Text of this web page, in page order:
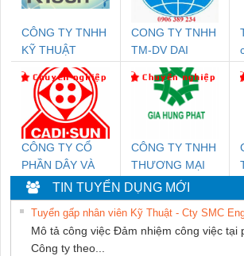
CÔNG TY TNHH
KỸ THUẬT
KTECH VIỆT
NAM
CONG TY TNHH
TM-DV DAI
DONG THANH
CÔNG TY CỔ
PHẦN DÂY VÀ
CÁP ĐIỆN
THƯỢNG ĐÌNH
CÔNG TY TNHH
THƯƠNG MẠI
DỊCH VỤ KỸ
THUẬT ĐIỆN CƠ
GIA HƯNG
PHÁT
TIN TUYỂN DỤNG MỚI
Tuyển gấp nhân viên Kỹ Thuật - Cty SMC
Mô tả công việc Đảm nhiệm công việc tại
Công ty theo...